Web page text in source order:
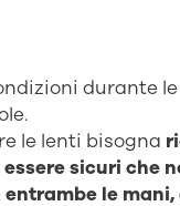
durante
le lenti bisogna
sicuri che
le